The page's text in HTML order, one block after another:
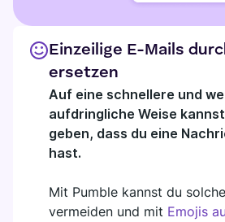
Einzeilige E-Mails
ersetzen
Auf eine schnellere und
aufdringliche Weise
geben, dass du eine
hast.
Mit Pumble kannst du
vermeiden und mit Emojis